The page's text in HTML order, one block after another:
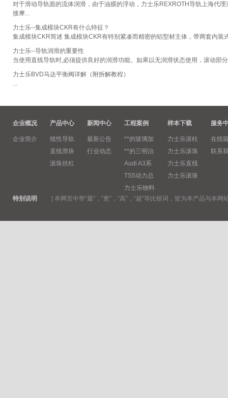
对于滑动导轨面的流体润滑，由于油膜的浮动，力士乐REXROTH导轨上海代
接摩...
力士乐--集成模块CKR有什么特征？
集成模块CKR简述 集成模块CKR有特别紧凑而精密的铝型材主体，带两套内
力士乐--导轨润滑的重要性
当使用直线导轨时,必须提供良好的润滑功能。如果以无润滑状态使用，滚动
力士乐BVD马达平衡阀详解（附拆解教程）
...
企业概况
企业简介
产品中心
线性导轨
直线滑块
滚珠丝杠
新闻中心
最新公告
行业动态
工程案例
**的玻璃加
**的三明治
Audi A3系
TS5动力总
力士乐物料
样本下载
力士乐滚柱
力士乐滚珠
力士乐直线
力士乐滚珠
服务
在线
联系
特别说明 本网页中带“最”，“更”，“高”，“超”等比较词，皆为本产品与本网